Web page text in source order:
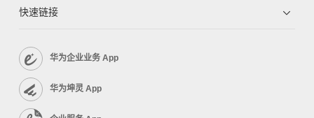
快速链接
华为企业业务 App
华为坤灵 App